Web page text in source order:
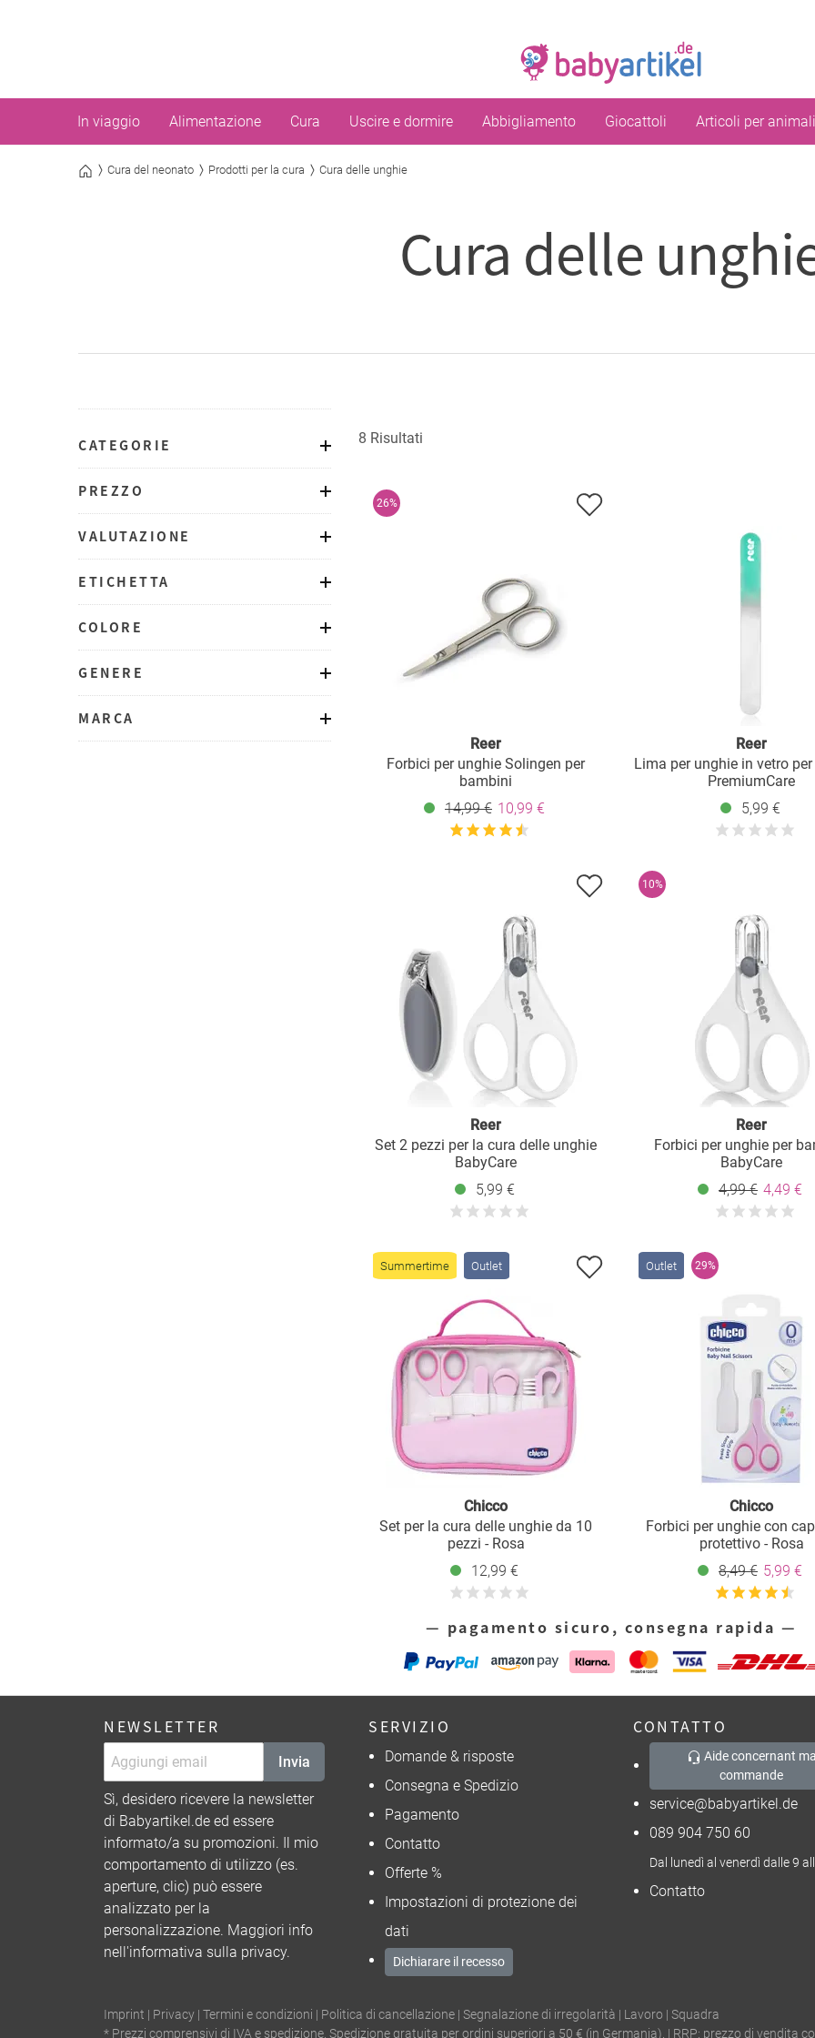
In viaggio Alimentazione Cura Uscire e dormire Abbigliamento Giocattoli Articoli per animali
Cura del neonato Prodotti per la cura Cura delle unghie
Cura delle
CATEGORIE
PREZZO
VALUTAZIONE
ETICHETTA
COLORE
GENERE
MARCA
8 Risultati
26%
Reer
Forbici per unghie Solingen per
bambini
14,99 € 10,99 €
Reer
Lima per unghie in vetro
PremiumCare
5,99 €
Reer
Set 2 pezzi per la cura delle unghie
BabyCare
5,99 €
10%
Reer
Forbici per unghie per
BabyCare
4,99 € 4,49 €
Summertime Outlet
Chicco
Set per la cura delle unghie da 10
pezzi - Rosa
12,99 €
Outlet 29%
Chicco
Forbici per unghie con
protettivo - Rosa
8,49 € 5,99 €
— pagamento sicuro, consegna rapida —
NEWSLETTER
Invia
Sì, desidero ricevere la newsletter
di Babyartikel.de ed essere
informato/a su promozioni. Il mio
comportamento di utilizzo (es.
aperture, clic) può essere
analizzato per la
personalizzazione. Maggiori info
nell'informativa sulla privacy.
SERVIZIO
Domande & risposte
Consegna e Spedizio
Pagamento
Contatto
Offerte %
Impostazioni di protezione dei
dati
Dichiarare il recesso
CONTATTO
commande
service@babyartikel.de
089 904 750 60
Dal lunedì al venerdì dalle 9
Contatto
Imprint | Privacy | Termini e condizioni | Politica di cancellazione | Segnalazione di irregolarità | Lavoro | Squadra
* Prezzi comprensivi di IVA e spedizione. Spedizione gratuita per ordini superiori a 50 € (in Germania). | RRP: prezzo di vendita